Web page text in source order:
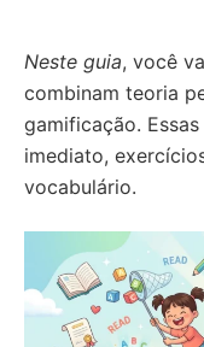
Neste guia, você
combinam teoria
gamificação.
imediato,
vocabulário.